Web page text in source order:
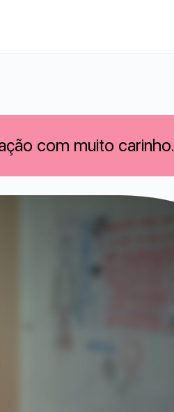
com muito carinho.